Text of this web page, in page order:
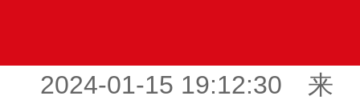
2024-01-15 19:12:30 来